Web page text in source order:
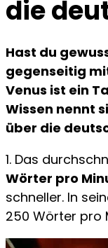
die
Hast du
gegenseitig
Venus ist ein
Wissen nennt
über die
1. Das
Wörter pro
schneller. In
250 Wörter pro